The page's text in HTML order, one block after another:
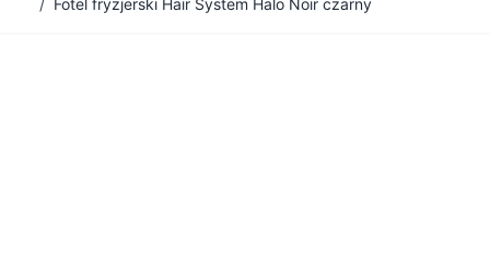
/ Fotel fryzjerski Hair System Halo Noir czarny